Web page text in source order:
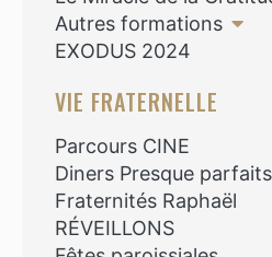
Autres formations
EXODUS 2024
VIE FRATERNELLE
Parcours CINE
Diners Presque parfaits
Fraternités Raphaël
RÉVEILLONS